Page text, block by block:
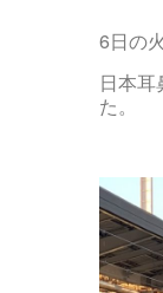
6日の
日本
た。